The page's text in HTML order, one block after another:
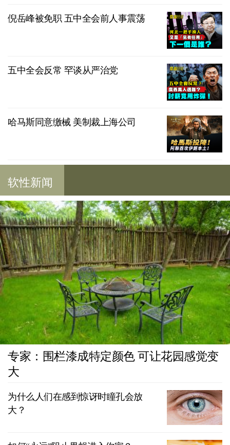
倪岳峰被免职 五中全会前人事震荡
五中全会反常 罕谈从严治党
哈马斯同意缴械 美制裁上海公司
软性新闻
专家：围栏漆成特定颜色 可让花园感觉变
大
为什么人们在感到惊讶时瞳孔会放
大？